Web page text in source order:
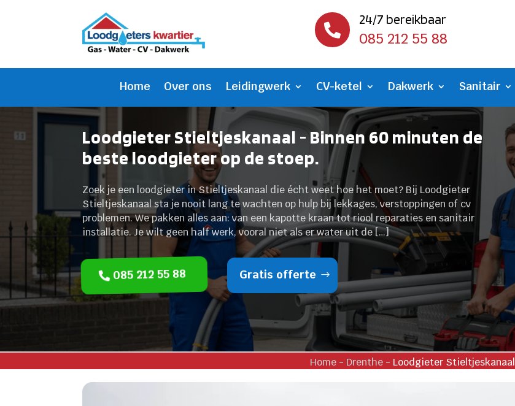

24/7 bereikbaar
085 212 55 88
Home Over ons Leidingwerk CV-ketel Dakwerk Sanitair
Loodgieter Stieltjeskanaal - Binnen 60 minuten de
beste loodgieter op de stoep.
Zoek je een loodgieter in Stieltjeskanaal die écht weet hoe het moet? Bij Loodgieter
Stieltjeskanaal sta je nooit lang te wachten op hulp bij lekkages, verstoppingen of cv
problemen. We pakken alles aan: van een kapotte kraan tot riool reparaties en sanitair
installatie. Je wilt geen half werk, vooral niet als er water uit de […]
085 212 55 88 Gratis offerte
Home - Drenthe - Loodgieter Stieltjeskanaal